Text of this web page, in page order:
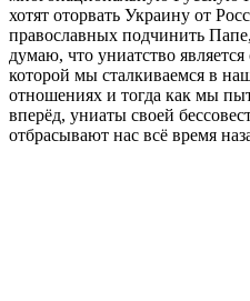
хотят оторвать Украину от
православных подчинить
думаю, что униатство
которой мы сталкиваемся в
отношениях и тогда как мы
вперёд, униаты своей
отбрасывают нас всё время